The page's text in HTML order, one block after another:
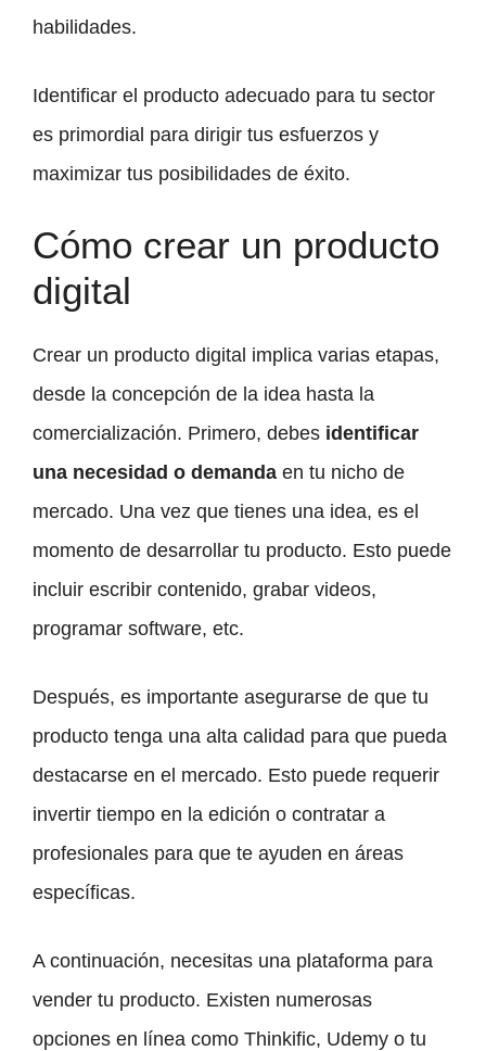
habilidades.
Identificar el producto adecuado para tu sector
es primordial para dirigir tus esfuerzos y
maximizar tus posibilidades de éxito.
Cómo crear un producto
digital
Crear un producto digital implica varias etapas,
desde la concepción de la idea hasta la
comercialización. Primero, debes identificar
una necesidad o demanda en tu nicho de
mercado. Una vez que tienes una idea, es el
momento de desarrollar tu producto. Esto puede
incluir escribir contenido, grabar videos,
programar software, etc.
Después, es importante asegurarse de que tu
producto tenga una alta calidad para que pueda
destacarse en el mercado. Esto puede requerir
invertir tiempo en la edición o contratar a
profesionales para que te ayuden en áreas
específicas.
A continuación, necesitas una plataforma para
vender tu producto. Existen numerosas
opciones en línea como Thinkific, Udemy o tu